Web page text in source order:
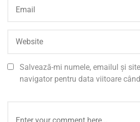
Salvează-mi numele, emailul și
navigator pentru data viitoare